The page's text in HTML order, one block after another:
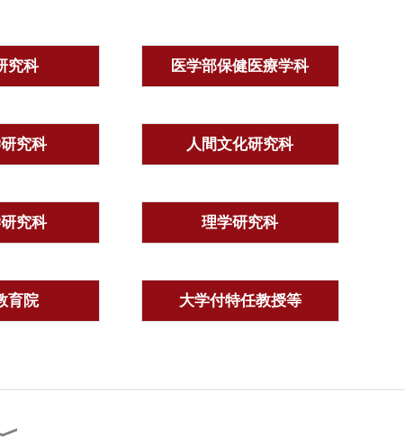
究科 医学部保健医療学科
究科 人間文化研究科
究科 理学研究科
育院 大学付特任教授等